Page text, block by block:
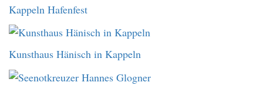
Kappeln Hafenfest
Kunsthaus Hänisch in Kappeln